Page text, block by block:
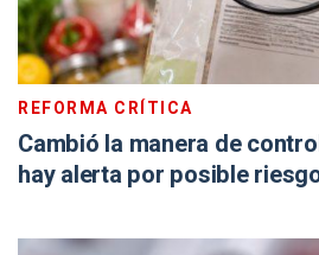
REFORMA CRÍTICA
Cambió la manera de
hay alerta por posible